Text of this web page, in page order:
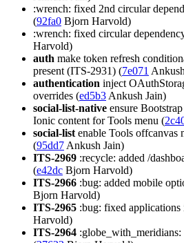
:wrench: fixed 2nd circular
(92fa0 Bjorn Harvold)
:wrench: fixed circular
Harvold)
auth make token refresh
present (ITS-2931) (7e071
authentication inject
overrides (ed5b3Ankush Jain)
social-list-native ensure
Ionic content for Tools menu (
social-listenable Tools offcanvas
(95dd7Ankush Jain)
ITS-2969 :recycle: added /
(e42dc Bjorn Harvold)
ITS-2966 :bug: added mobile
Bjorn Harvold)
ITS-2965 :bug: fixed applications
Harvold)
ITS-2964